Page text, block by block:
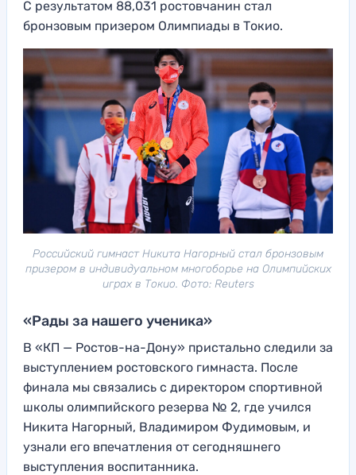
С результатом 88,031 ростовчанин стал
бронзовым призером Олимпиады в Токио.
Российский гимнаст Никита Нагорный стал бронзовым
призером в индивидуальном многоборье на Олимпийских
играх в Токио. Фото: Reuters
«Рады за нашего ученика»
В «КП — Ростов-на-Дону» пристально следили за
выступлением ростовского гимнаста. После
финала мы связались с директором спортивной
школы олимпийского резерва № 2, где учился
Никита Нагорный, Владимиром Фудимовым, и
узнали его впечатления от сегодняшнего
выступления воспитанника.